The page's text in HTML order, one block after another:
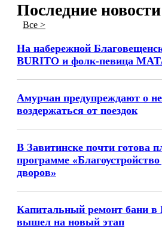
Последние новости
Все >
На набережной
BURITO и фолк-певица
Амурчан предупреждают о
воздержаться от поездок
В Завитинске почти готова
программе
дворов»
Капитальный ремонт бани в
вышел на новый этап